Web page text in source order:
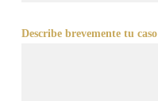
Describe brevemente tu caso